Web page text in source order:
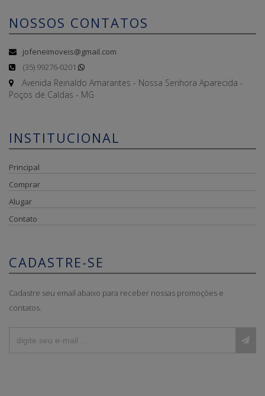
NOSSOS CONTATOS
jofeneimoveis@gmail.com
(35) 99276-0201
Avenida Reinaldo Amarantes - Nossa Senhora Aparecida -
Poços de Caldas - MG
INSTITUCIONAL
Principal
Comprar
Alugar
Contato
CADASTRE-SE
Cadastre seu email abaixo para receber nossas promoções e
contatos.